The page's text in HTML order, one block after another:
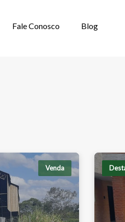
Fale Conosco Blog
Venda